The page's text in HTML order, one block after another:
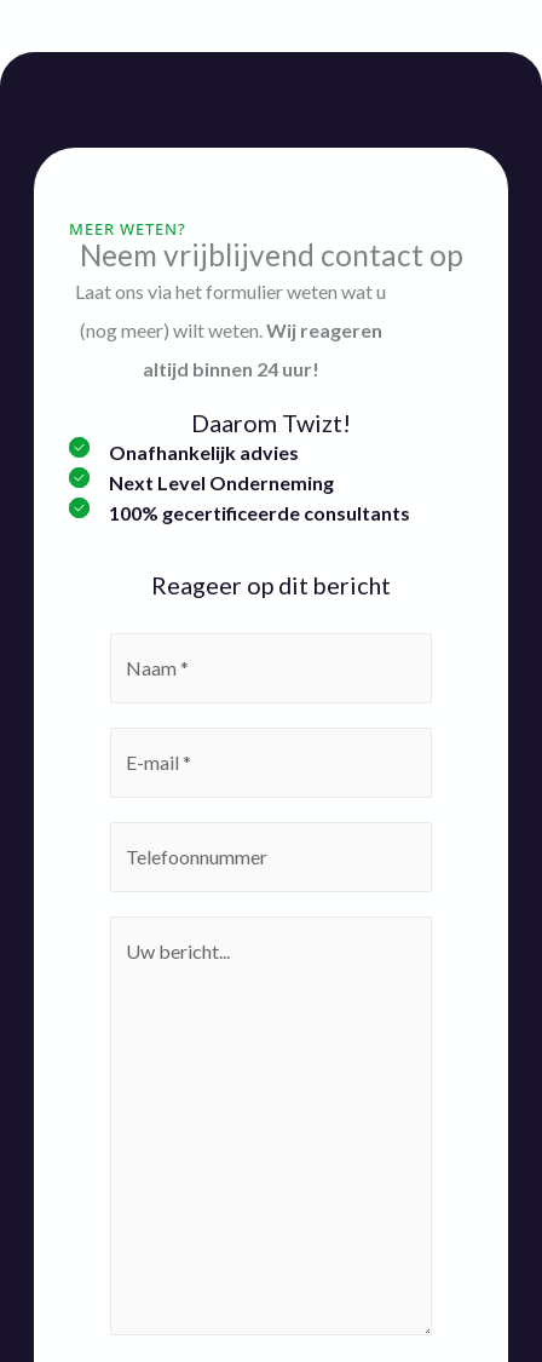
MEER WETEN?
Neem vrijblijvend contact op
Laat ons via het formulier weten wat u
(nog meer) wilt weten.Wij reageren
altijd binnen 24 uur!
Daarom Twizt!
Onafhankelijk advies
Next Level Onderneming
100% gecertificeerde consultants
Reageer op dit bericht